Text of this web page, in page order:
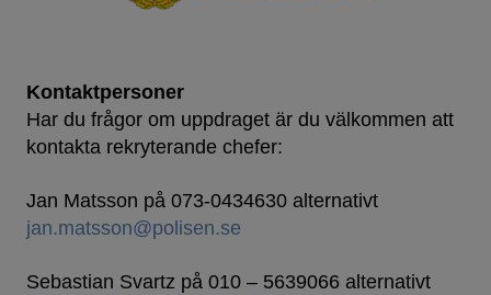
Kontaktpersoner
Har du frågor om uppdraget är du välkommen att
kontakta rekryterande chefer:
Jan Matsson på 073-0434630 alternativt
jan.matsson@polisen.se
Sebastian Svartz på 010 – 5639066 alternativt